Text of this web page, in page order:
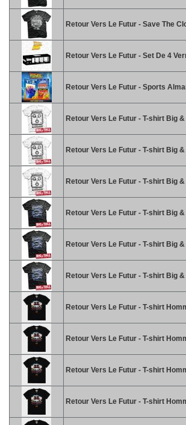
Retour Vers Le Futur - Save The
Retour Vers Le Futur - Set De 4
Retour Vers Le Futur - Sports
Retour Vers Le Futur - T-shirt Big
Retour Vers Le Futur - T-shirt Big
Retour Vers Le Futur - T-shirt Big
Retour Vers Le Futur - T-shirt Big
Retour Vers Le Futur - T-shirt Big
Retour Vers Le Futur - T-shirt Big
Retour Vers Le Futur - T-shirt
Retour Vers Le Futur - T-shirt
Retour Vers Le Futur - T-shirt
Retour Vers Le Futur - T-shirt